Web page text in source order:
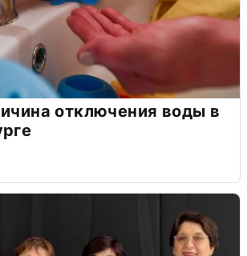
отключения воды в